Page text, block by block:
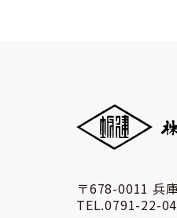
〒678-0011 兵
TEL.0791-22-